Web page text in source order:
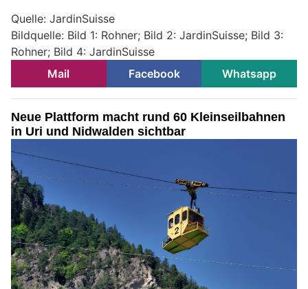
Quelle: JardinSuisse
Bildquelle: Bild 1: Rohner; Bild 2: JardinSuisse; Bild 3:
Rohner; Bild 4: JardinSuisse
Mail
Facebook Whatsapp
Neue Plattform macht rund 60 Kleinseilbahnen
in Uri und Nidwalden sichtbar